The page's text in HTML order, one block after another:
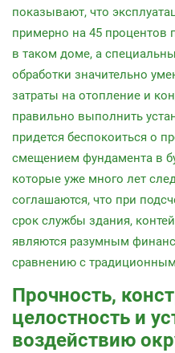
показывают, что
примерно на 45 процентов
в таком доме, а
обработки значительно
затраты на отопление и
правильно выполнить
придется беспокоиться о
смещением фундамента в
которые уже много лет
соглашаются, что при
срок службы здания,
являются разумным
сравнению с
Прочность,
целостность и
воздействию